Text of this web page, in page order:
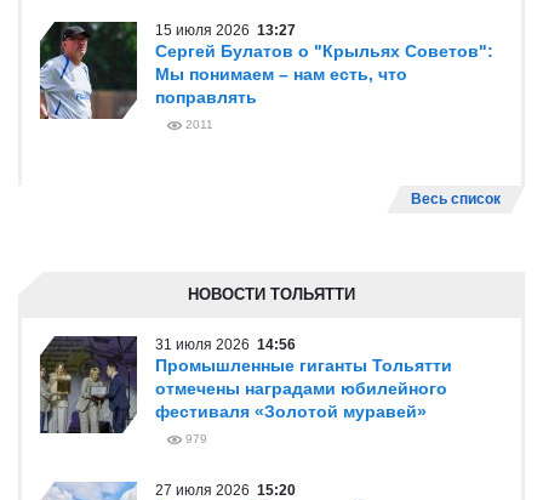
15 июля 2026 13:27
Сергей Булатов о "Крыльях Советов":
Мы понимаем – нам есть, что
поправлять
2011
Весь список
НОВОСТИ ТОЛЬЯТТИ
31 июля 2026 14:56
Промышленные гиганты Тольятти
отмечены наградами юбилейного
фестиваля «Золотой муравей»
979
27 июля 2026 15:20